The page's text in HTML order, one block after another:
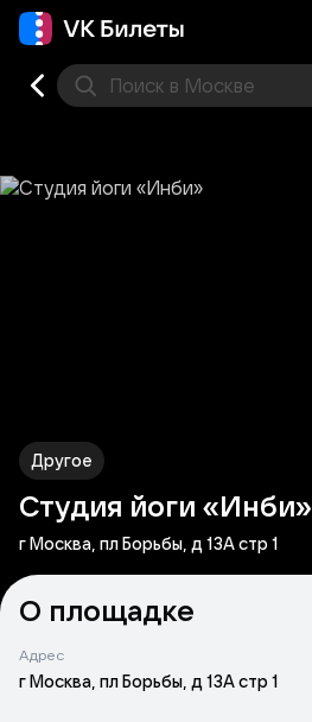
Поиск в Москве
Другое
Студия йоги «Инби»
г Москва, пл Борьбы, д 13А стр 1
О площадке
Адрес
г Москва, пл Борьбы, д 13А стр 1